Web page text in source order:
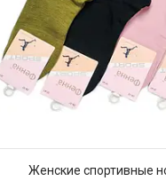
Женские спортивные